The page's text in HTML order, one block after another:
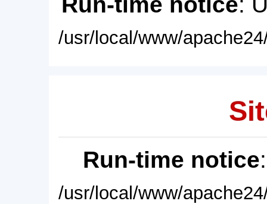
/usr/local/www/
Run-time notice
/usr/local/www/